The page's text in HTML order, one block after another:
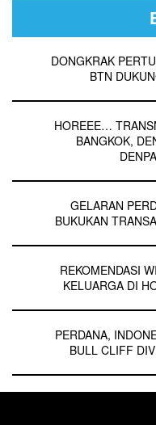
DONGKRAK
BTN
HOREEE…
BANGKOK,
GELARAN
BUKUKAN
REKOMENDASI
KELUARGA DI
PERDANA,
BULL CLIFF